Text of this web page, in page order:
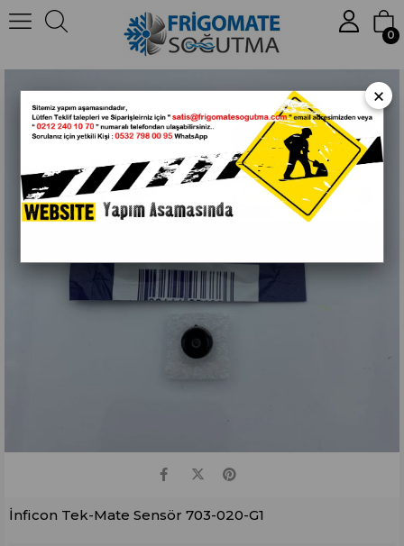
0
Anasayfa Kaçak Arama Dedektörü ve
İnficon Tek-Mate Sensör 703-020-G1
×